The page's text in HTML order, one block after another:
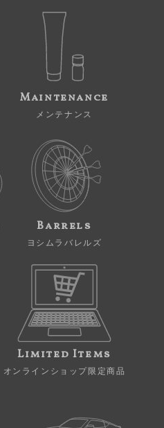
Maintenance
メンテナンス
Barrels
ヨシムラバレルズ
Limited Items
オンラインショップ限定商品